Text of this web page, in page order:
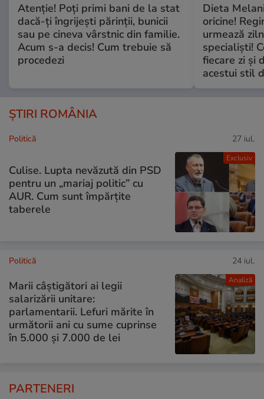
Atenție! Poți primi bani de la stat
dacă-ți îngrijești părinții, bunicii
sau pe cineva vârstnic din familie.
Acum s-a decis! Cum trebuie să
procedezi
Dieta
oricine!
urmează
specialiști!
fiecare zi și
acestui stil
ȘTIRI ROMÂNIA
Exclusiv
Politică 27 iul.
Culise. Lupta nevăzută din PSD
pentru un „mariaj politic” cu
AUR. Cum sunt împărțite
taberele
Analiză
Politică 24 iul.
Marii câștigători ai legii
salarizării unitare:
parlamentarii. Lefuri mărite în
următorii ani cu sume cuprinse
în 5.000 și 7.000 de lei
PARTENERI